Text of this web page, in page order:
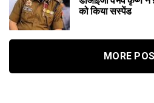
को किया सस्पेंड
MORE